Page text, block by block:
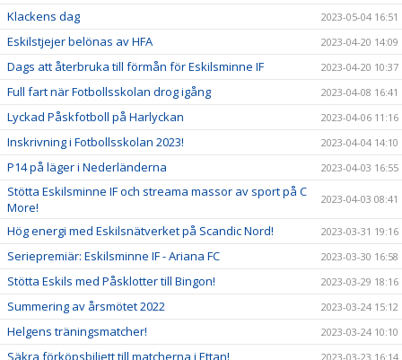
Klackens dag 2023-05-04 16:51
Eskilstjejer belönas av HFA 2023-04-20 14:09
Dags att återbruka till förmån för Eskilsminne IF 2023-04-20 10:37
Full fart när Fotbollsskolan drog igång 2023-04-08 16:41
Lyckad Påskfotboll på Harlyckan 2023-04-06 11:16
Inskrivning i Fotbollsskolan 2023! 2023-04-04 14:10
P14 på läger i Nederländerna 2023-04-03 16:55
Stötta Eskilsminne IF och streama massor av sport på C
More!
2023-04-03 08:41
Hög energi med Eskilsnätverket på Scandic Nord! 2023-03-31 19:16
Seriepremiär: Eskilsminne IF - Ariana FC 2023-03-30 16:58
Stötta Eskils med Påsklotter till Bingon! 2023-03-29 18:16
Summering av årsmötet 2022 2023-03-24 15:12
Helgens träningsmatcher! 2023-03-24 10:10
Säkra förköpsbiljett till matcherna i Ettan! 2023-03-23 16:14